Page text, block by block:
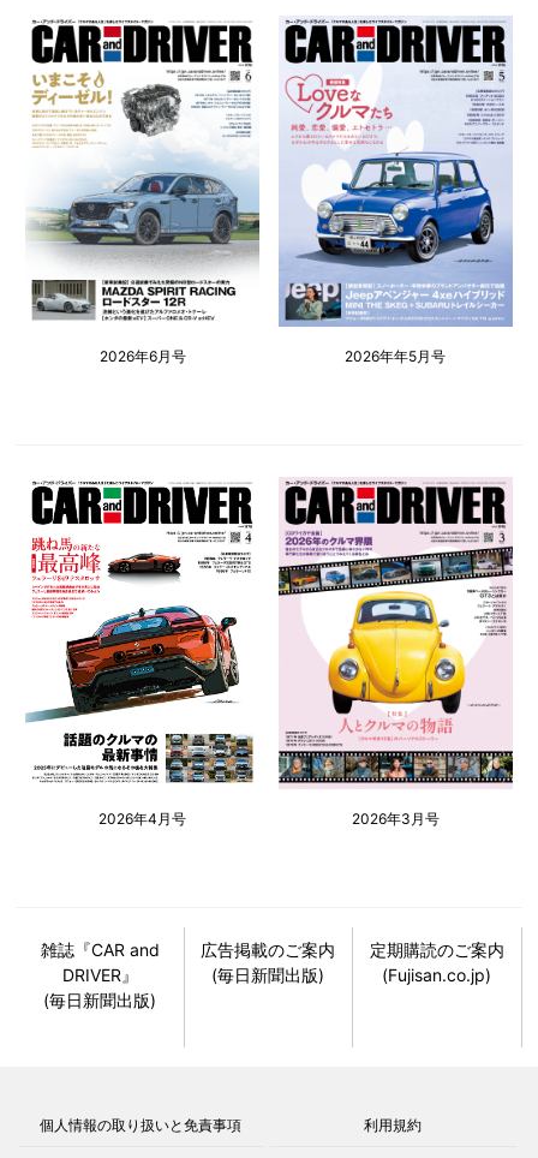
2026年6月号 2026年年5月号
2026年4月号 2026年3月号
雑誌『CAR and
DRIVER』
(毎日新聞出版)
広告掲載のご案内
(毎日新聞出版)
定期購読のご案内
(Fujisan.co.jp)
個人情報の取り扱いと免責事項 利用規約